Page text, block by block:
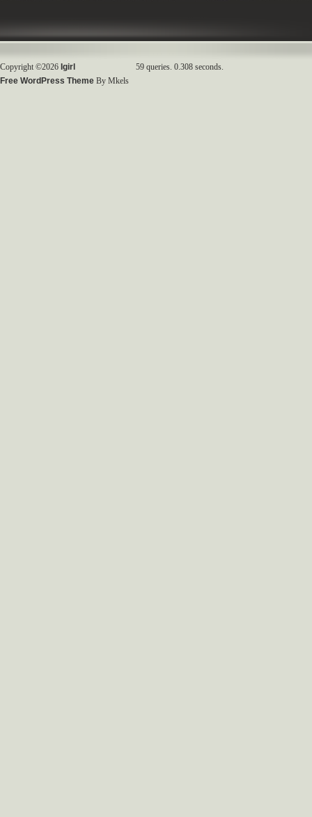
Copyright ©2026 Igirl
Free WordPress Theme By Mkels
59 queries. 0.308 seconds.